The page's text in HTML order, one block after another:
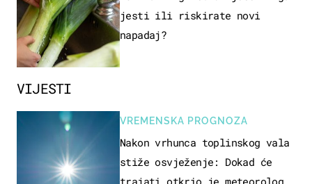
VIJESTI
VREMENSKA PROGNOZA
Nakon vrhunca toplinskog vala
stiže osvježenje: Dokad će
trajati otkrio je meteorolog
jesti ili riskirate novi
napadaj?